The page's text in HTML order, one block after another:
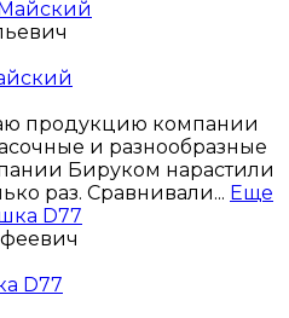
продукцию компании
и разнообразные
Бируком нарастили
раз. Сравнивали... Еще
D77